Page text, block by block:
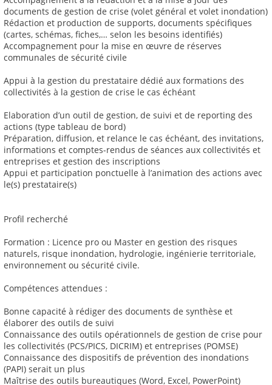
documents de gestion de crise (volet général et volet inondation)
Rédaction et production de supports, documents spécifiques
(cartes, schémas, fiches,… selon les besoins identifiés)
Accompagnement pour la mise en œuvre de réserves
communales de sécurité civile
Appui à la gestion du prestataire dédié aux formations des
collectivités à la gestion de crise le cas échéant
Elaboration d’un outil de gestion, de suivi et de reporting des
actions (type tableau de bord)
Préparation, diffusion, et relance le cas échéant, des invitations,
informations et comptes-rendus de séances aux collectivités et
entreprises et gestion des inscriptions
Appui et participation ponctuelle à l’animation des actions avec
le(s) prestataire(s)
Profil recherché
Formation : Licence pro ou Master en gestion des risques
naturels, risque inondation, hydrologie, ingénierie territoriale,
environnement ou sécurité civile.
Compétences attendues :
Bonne capacité à rédiger des documents de synthèse et
élaborer des outils de suivi
Connaissance des outils opérationnels de gestion de crise pour
les collectivités (PCS/PICS, DICRIM) et entreprises (POMSE)
Connaissance des dispositifs de prévention des inondations
(PAPI) serait un plus
Maîtrise des outils bureautiques (Word, Excel, PowerPoint)